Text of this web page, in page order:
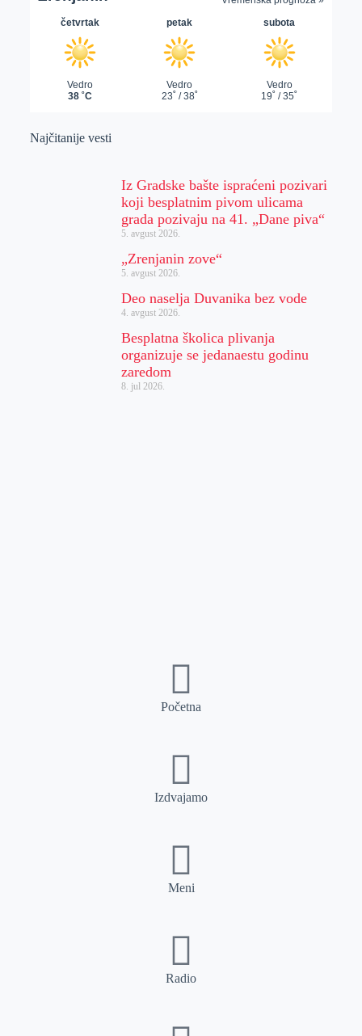
Najčitanije vesti
Iz Gradske bašte ispraćeni pozivari
koji besplatnim pivom ulicama
grada pozivaju na 41. „Dane piva“
5. avgust 2026.
„Zrenjanin zove“
5. avgust 2026.
Deo naselja Duvanika bez vode
4. avgust 2026.
Besplatna školica plivanja
organizuje se jedanaestu godinu
zaredom
8. jul 2026.
Početna
Izdvajamo
Meni
Radio